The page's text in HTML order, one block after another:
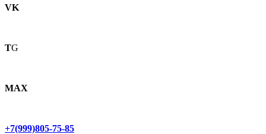
VK
TG
MAX
+7(999)805-75-85